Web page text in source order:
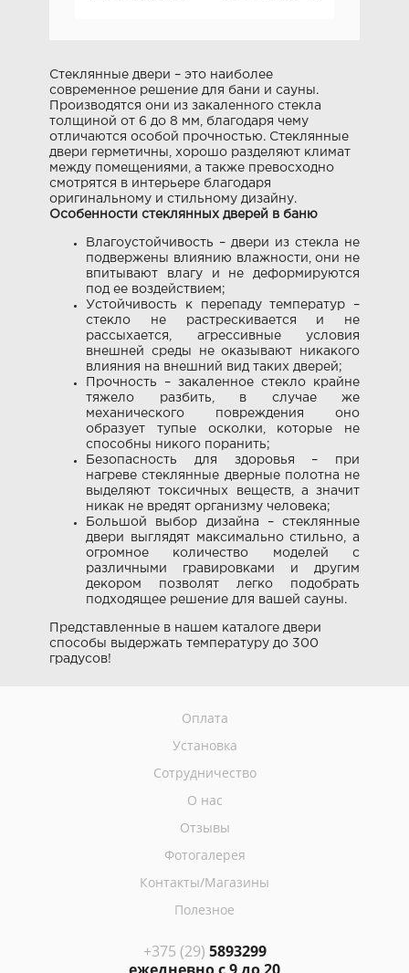
Стеклянные двери – это наиболее
современное решение для бани и сауны.
Производятся они из закаленного стекла
толщиной от 6 до 8 мм, благодаря чему
отличаются особой прочностью. Стеклянные
двери герметичны, хорошо разделяют климат
между помещениями, а также превосходно
смотрятся в интерьере благодаря
оригинальному и стильному дизайну.
Особенности стеклянных дверей в баню
Влагоустойчивость – двери из стекла не
подвержены влиянию влажности, они не
впитывают влагу и не деформируются
под ее воздействием;
Устойчивость к перепаду температур –
стекло не растрескивается и не
рассыхается, агрессивные условия
внешней среды не оказывают никакого
влияния на внешний вид таких дверей;
Прочность – закаленное стекло крайне
тяжело разбить, в случае же
механического повреждения оно
образует тупые осколки, которые не
способны никого поранить;
Безопасность для здоровья – при
нагреве стеклянные дверные полотна не
выделяют токсичных веществ, а значит
никак не вредят организму человека;
Большой выбор дизайна – стеклянные
двери выглядят максимально стильно, а
огромное количество моделей с
различными гравировками и другим
декором позволят легко подобрать
подходящее решение для вашей сауны.
Представленные в нашем каталоге двери
способы выдержать температуру до 300
градусов!
Оплата
Установка
Сотрудничество
О нас
Отзывы
Фотогалерея
Контакты/Магазины
Полезное
+375 (29) 5893299